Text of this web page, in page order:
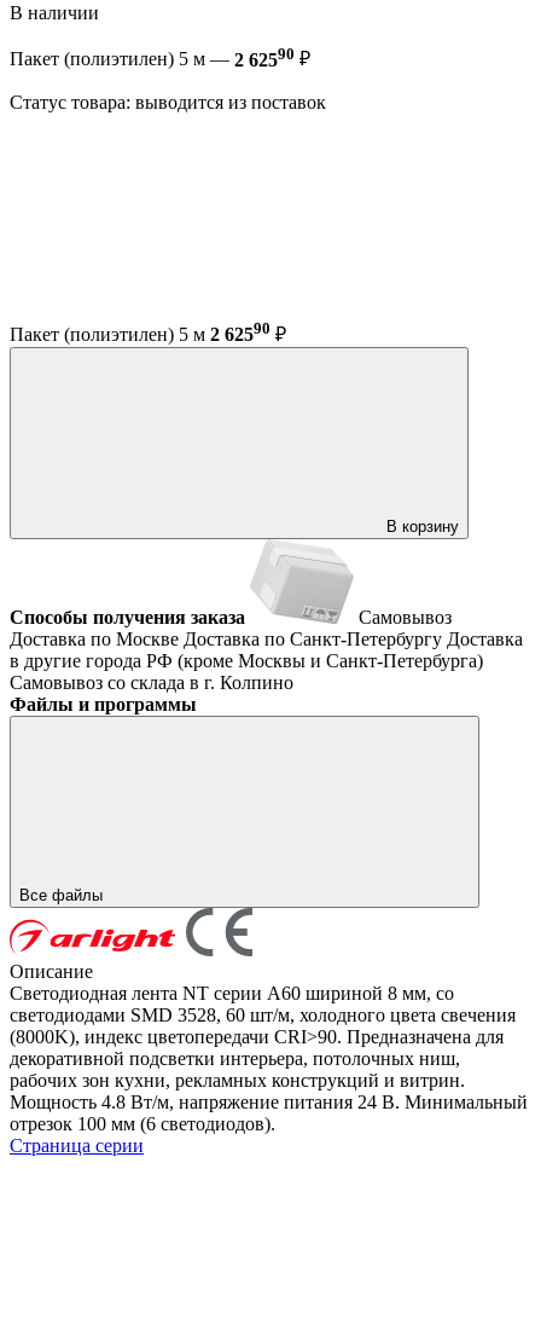
В наличии
Пакет (полиэтилен) 5 м — 2 62590 ₽
Статус товара: выводится из поставок
Пакет (полиэтилен) 5 м 2 62590 ₽
В корзину
Способы получения заказа
Самовывоз
Доставка по Москве Доставка по Санкт-Петербургу Доставка
в другие города РФ (кроме Москвы и Санкт-Петербурга)
Самовывоз со склада в г. Колпино
Файлы и программы
Все файлы
Описание
Светодиодная лента NT серии A60 шириной 8 мм, со
светодиодами SMD 3528, 60 шт/м, холодного цвета свечения
(8000K), индекс цветопередачи CRI>90. Предназначена для
декоративной подсветки интерьера, потолочных ниш,
рабочих зон кухни, рекламных конструкций и витрин.
Мощность 4.8 Вт/м, напряжение питания 24 В. Минимальный
отрезок 100 мм (6 светодиодов).
Страница серии